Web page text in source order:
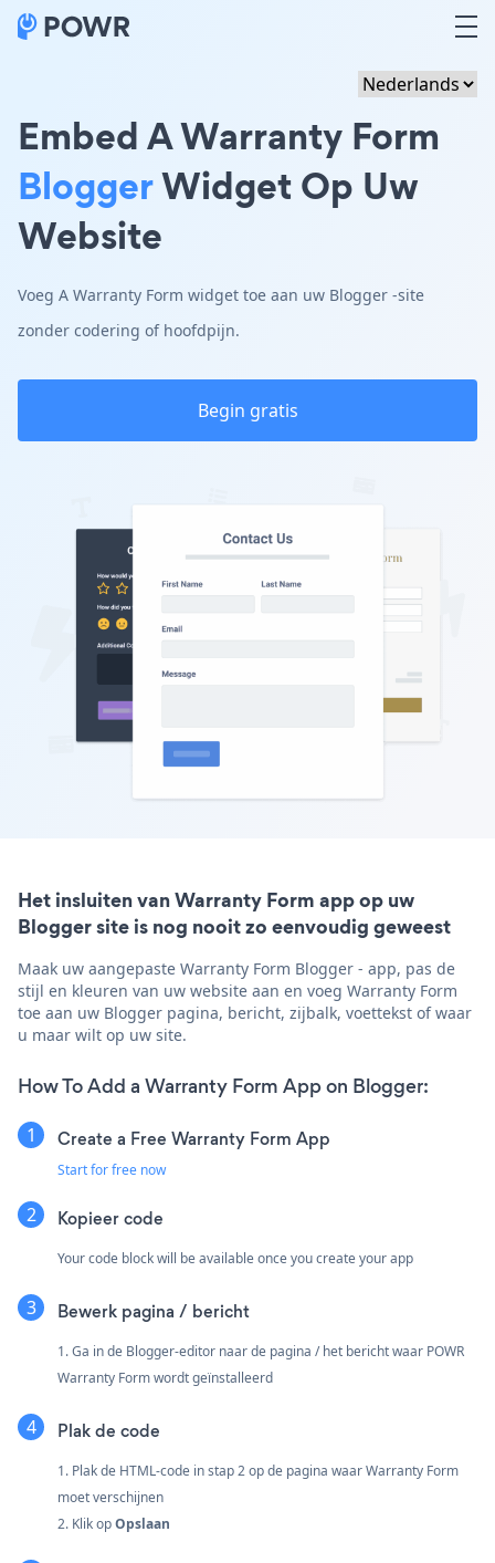
Embed A Warranty Form
BloggerWidget Op Uw
Website
Voeg A Warranty Form widget toe aan uw Blogger -site
zonder codering of hoofdpijn.
Begin gratis
Het insluiten van Warranty Form app op uw
Blogger site is nog nooit zo eenvoudig geweest
Maak uw aangepaste Warranty Form Blogger - app, pas de
stijl en kleuren van uw website aan en voeg Warranty Form
toe aan uw Blogger pagina, bericht, zijbalk, voettekst of waar
u maar wilt op uw site.
How To Add a Warranty Form App on Blogger:
Create a Free Warranty Form App
Start for free now
Kopieer code
Your code block will be available once you create your app
Bewerk pagina / bericht
1. Ga in de Blogger-editor naar de pagina / het bericht waar POWR
Warranty Form wordt geïnstalleerd
Plak de code
1. Plak de HTML-code in stap 2 op de pagina waar Warranty Form
moet verschijnen
2. Klik opOpslaan